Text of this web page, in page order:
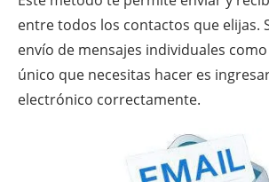
entre todos los contactos que elijas.
envío de mensajes individuales
único que necesitas hacer es
electrónico correctamente.